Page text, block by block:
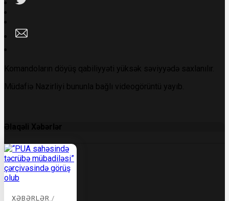
Komandoların döyüş qabiliyyəti yüksək səviyyədə saxlanılır.
Müdafiə Nazirliyi bununla bağlı videogörüntü yayıb.
Əlaqəli Xəbərlər
XƏBƏRLƏR /